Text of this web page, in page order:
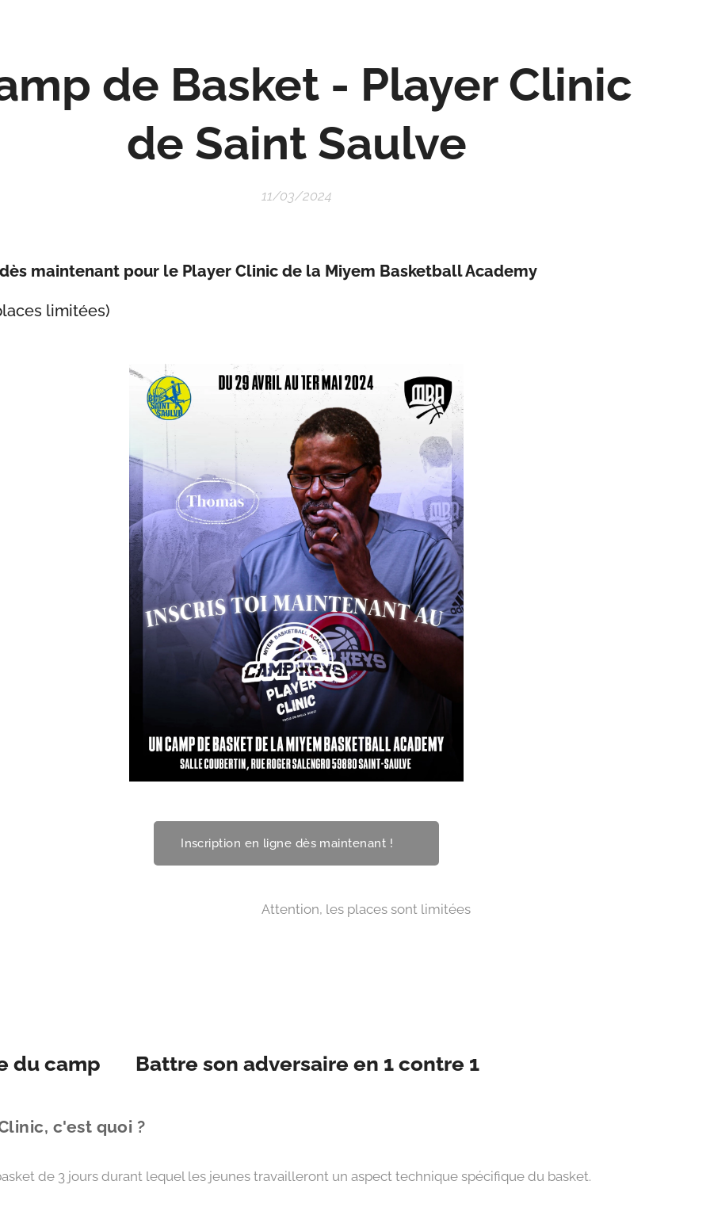
de Basket - Player Clinic
de Saint Saulve
11/03/2024
maintenant pour le Player Clinic de la Miyem Basketball Academy
limitées)
Inscription en ligne dès maintenant ! 🫵
⏰ Attention, les places sont limitées 🔥
du camp 👉 Battre son adversaire en 1 contre 1
c'est quoi ?
de 3 jours durant lequel les jeunes travailleront un aspect technique spécifique du basket.